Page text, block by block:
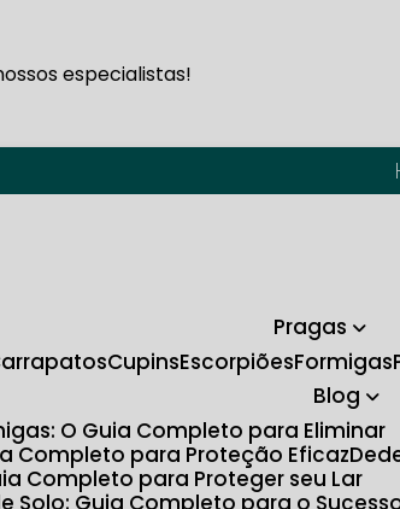
especialistas!
Pragas
Carrapatos Cupins Escorpiões Formigas
Blog
O Guia Completo para Eliminar
Completo para Proteção Eficaz
Completo para Proteger seu Lar
Solo: Guia Completo para o